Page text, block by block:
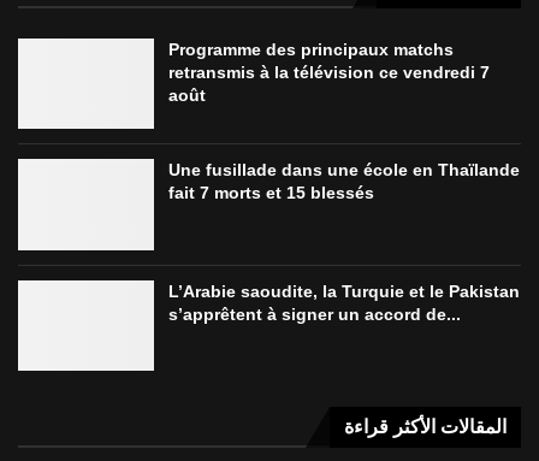
Programme des principaux matchs
retransmis à la télévision ce vendredi 7
août
Une fusillade dans une école en Thaïlande
fait 7 morts et 15 blessés
L’Arabie saoudite, la Turquie et le Pakistan
s’apprêtent à signer un accord de...
المقالات الأكثر قراءة